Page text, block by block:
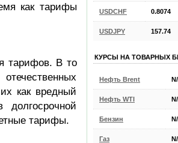
как тарифы
тарифов. В то
как вредный
тарифы.
USDCHF 0.8074
USDJPY 157.74
КУРСЫ НА ТОВАРНЫХ
Нефть Brent
Нефть WTI
Бензин
Газ